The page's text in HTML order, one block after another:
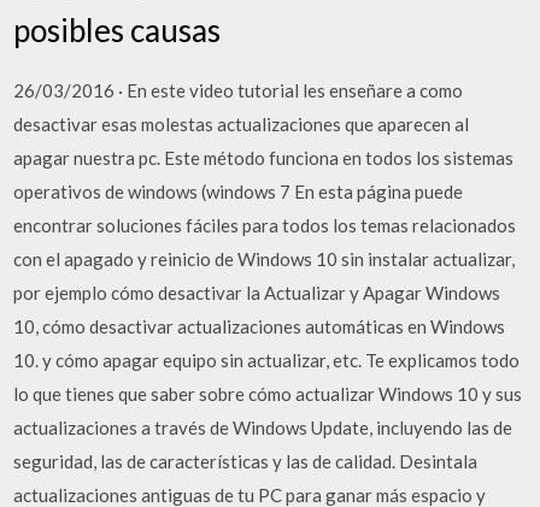
posibles causas
26/03/2016 · En este video tutorial les enseñare a como
desactivar esas molestas actualizaciones que aparecen al
apagar nuestra pc. Este método funciona en todos los sistemas
operativos de windows (windows 7 En esta página puede
encontrar soluciones fáciles para todos los temas relacionados
con el apagado y reinicio de Windows 10 sin instalar actualizar,
por ejemplo cómo desactivar la Actualizar y Apagar Windows
10, cómo desactivar actualizaciones automáticas en Windows
10. y cómo apagar equipo sin actualizar, etc. Te explicamos todo
lo que tienes que saber sobre cómo actualizar Windows 10 y sus
actualizaciones a través de Windows Update, incluyendo las de
seguridad, las de características y las de calidad. Desintala
actualizaciones antiguas de tu PC para ganar más espacio y